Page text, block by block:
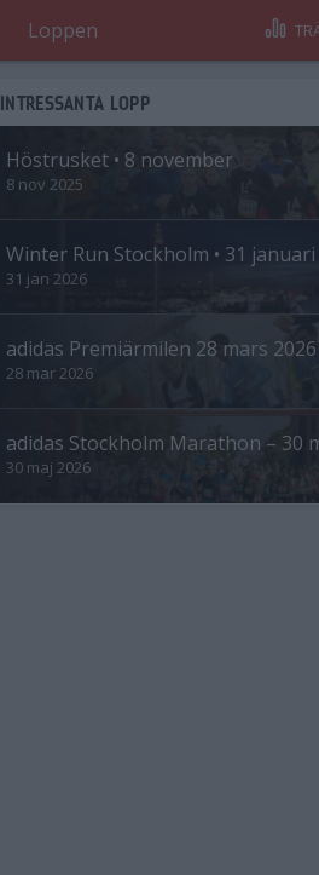
Loppen
INTRESSANTA LOPP
Höstrusket • 8 november
8 nov 2025
Winter Run Stockholm • 31 januari
31 jan 2026
adidas Premiärmilen 28 mars 2026
28 mar 2026
adidas Stockholm Marathon – 30
30 maj 2026